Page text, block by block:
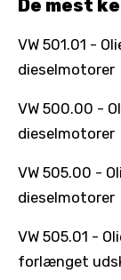
De mest
VW 501.01 -
dieselmotorer
VW 500.00 -
dieselmotorer
VW 505.00 -
dieselmotorer
VW 505.01 -
forlænget